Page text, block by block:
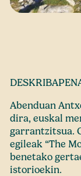
Abenduan
dira, euskal
garrantzitsua.
egileak “The
benetako
istorioekin.